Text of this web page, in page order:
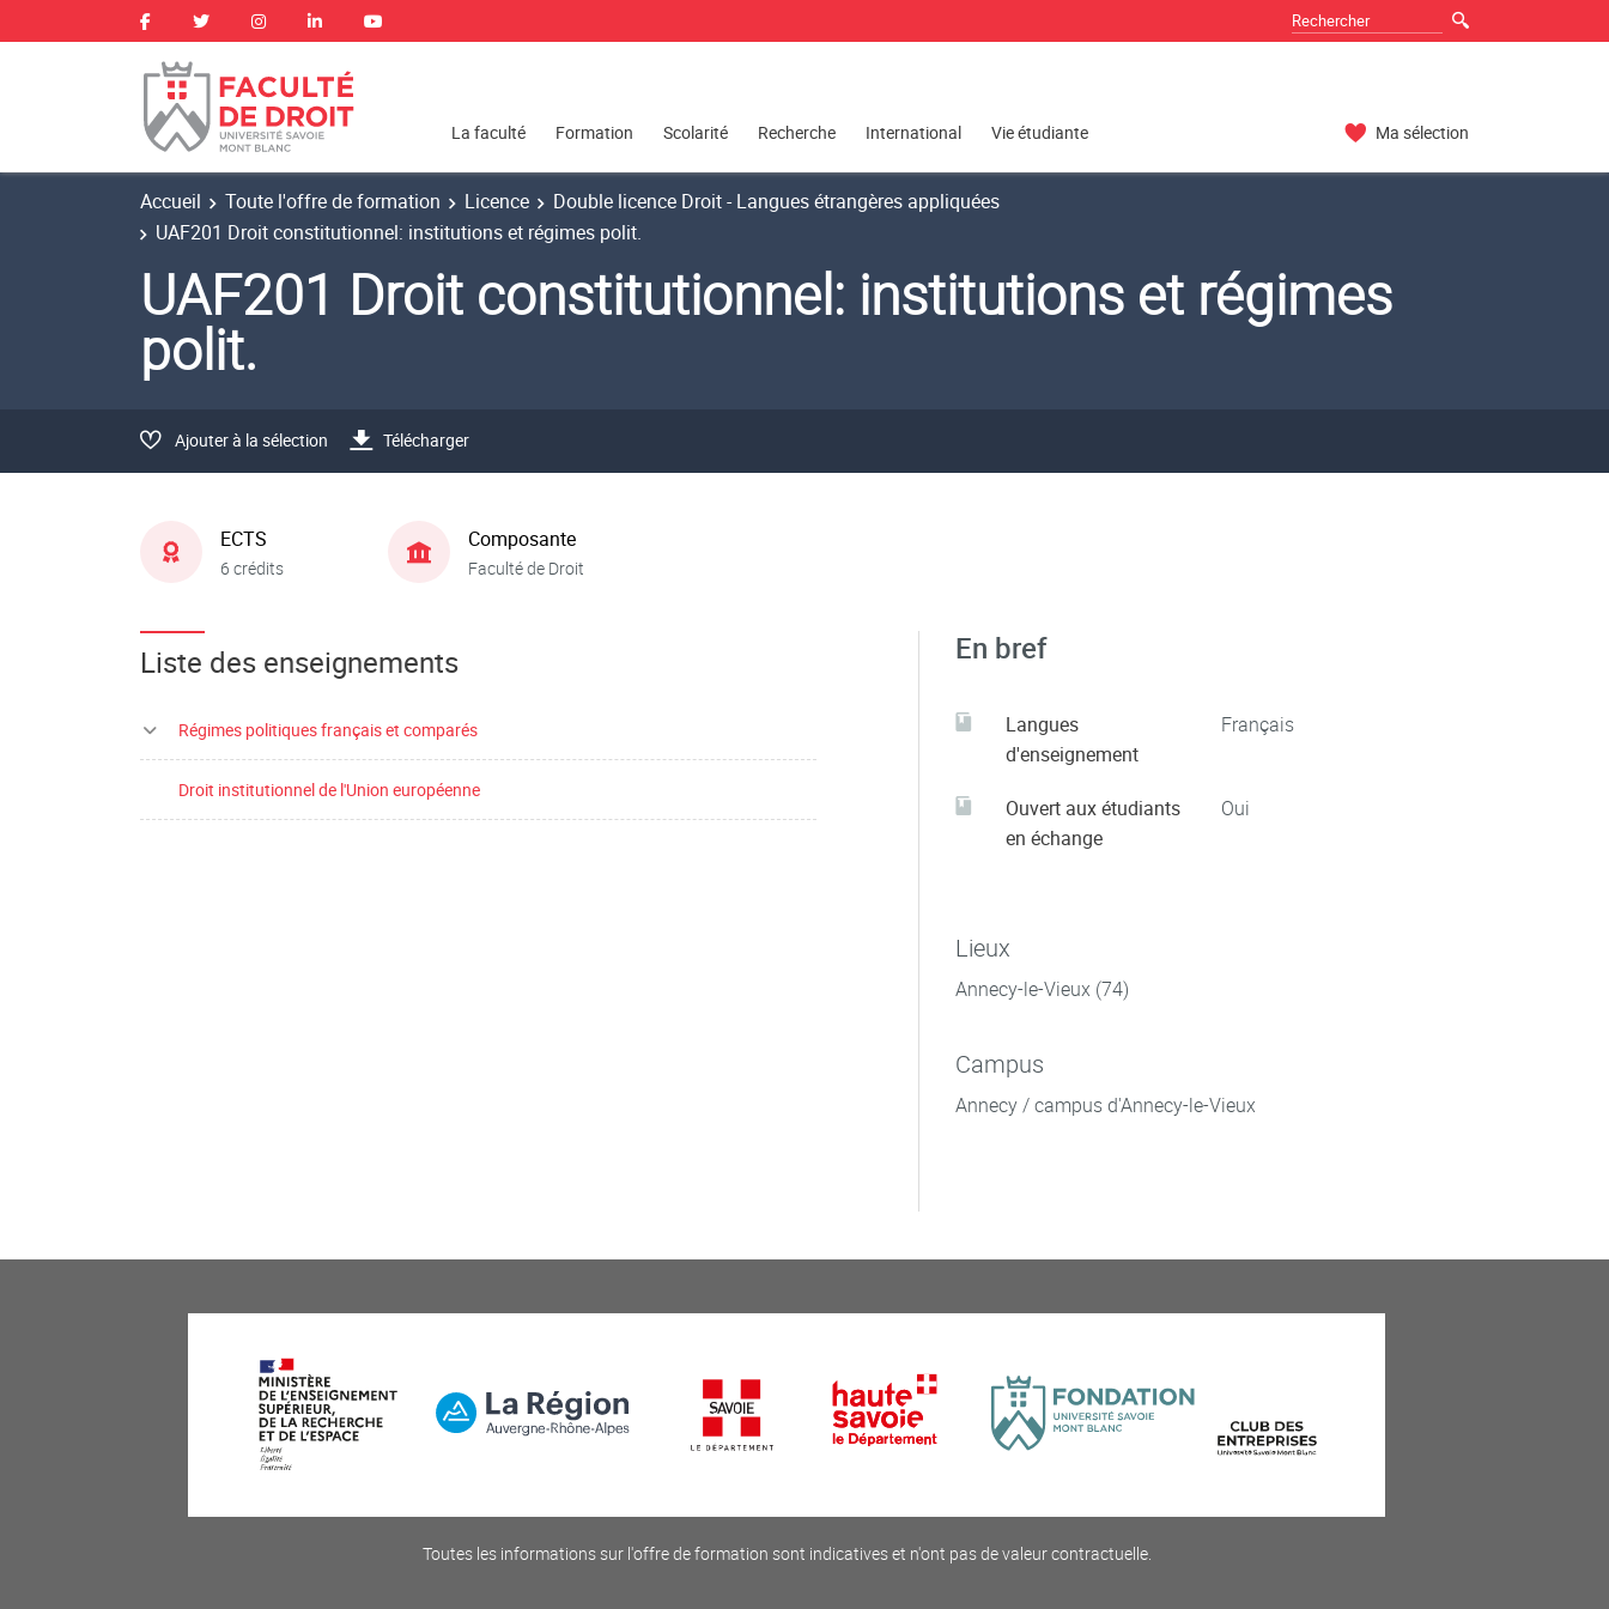
La faculté Formation Scolarité Recherche International Vie étudiante Ma sélection
Accueil Toute l'offre de formation Licence
Double licence Droit - Langues étrangères appliquées
UAF201 Droit constitutionnel: institutions et régimes polit.
UAF201 Droit constitutionnel: institutions et régimes
polit.
Ajouter à la sélection Télécharger
ECTS
6 crédits
Composante
Faculté de Droit
Liste des enseignements
Régimes politiques français et comparés
Droit institutionnel de l'Union européenne
En bref
Langues
d'enseignement
Français
Ouvert aux étudiants
en échange
Oui
Lieux
Annecy-le-Vieux (74)
Campus
Annecy / campus d'Annecy-le-Vieux
Toutes les informations sur l'offre de formation sont indicatives et n'ont pas de valeur contractuelle.